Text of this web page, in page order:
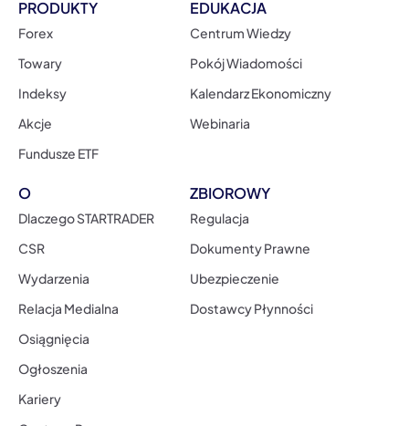
PRODUKTY
Forex
Towary
Indeksy
Akcje
Fundusze ETF
EDUKACJA
Centrum Wiedzy
Pokój Wiadomości
Kalendarz Ekonomiczny
Webinaria
O
Dlaczego STARTRADER
CSR
Wydarzenia
Relacja Medialna
Osiągnięcia
Ogłoszenia
Kariery
ZBIOROWY
Regulacja
Dokumenty Prawne
Ubezpieczenie
Dostawcy Płynności